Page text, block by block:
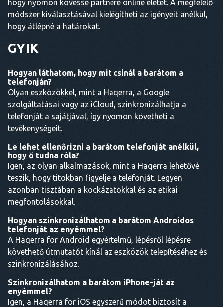
hogy nyomon kövesse partnere online életét. A megfelelő
módszer kiválasztásával kielégítheti az igényeit anélkül,
hogy átlépné a határokat.
GYIK
Hogyan láthatom, hogy mit csinál a barátom a
telefonján?
Olyan eszközökkel, mint a Haqerra, a Google
szolgáltatásai vagy az iCloud, szinkronizálhatja a
telefonját a sajátjával, így nyomon követheti a
tevékenységeit.
Le lehet ellenőrizni a barátom telefonját anélkül,
hogy ő tudna róla?
Igen, az olyan alkalmazások, mint a Haqerra lehetővé
teszik, hogy titokban figyelje a telefonját. Legyen
azonban tisztában a kockázatokkal és az etikai
megfontolásokkal.
Hogyan szinkronizálhatom a barátom Androidos
telefonját az enyémmel?
A Haqerra for Android egyértelmű, lépésről lépésre
követhető útmutatót kínál az eszközök telepítéséhez és
szinkronizálásához.
Szinkronizálhatom a barátom iPhone-ját az
enyémmel?
Igen, a Haqerra for iOS egyszerű módot biztosít a